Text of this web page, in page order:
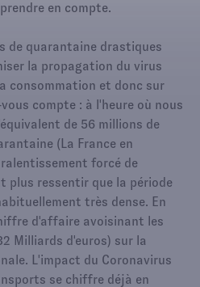
en compte.
de quarantaine drastiques
la propagation du virus
consommation et donc sur
vous compte : à l'heure où nous
de 56 millions de
(La France en
forcé de
plus ressentir que la période
très dense. En
d'affaire avoisinant les
Milliards d'euros) sur la
L'impact du Coronavirus
se chiffre déjà en